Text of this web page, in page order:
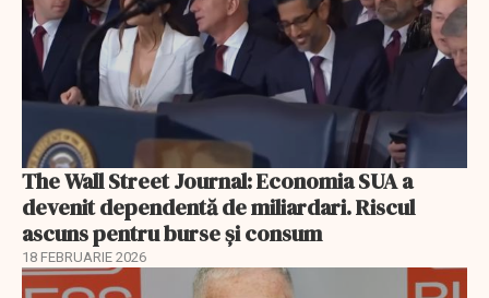
The Wall Street Journal: Economia SUA a
devenit dependentă de miliardari. Riscul
ascuns pentru burse și consum
18 FEBRUARIE 2026
EXCLUSIV